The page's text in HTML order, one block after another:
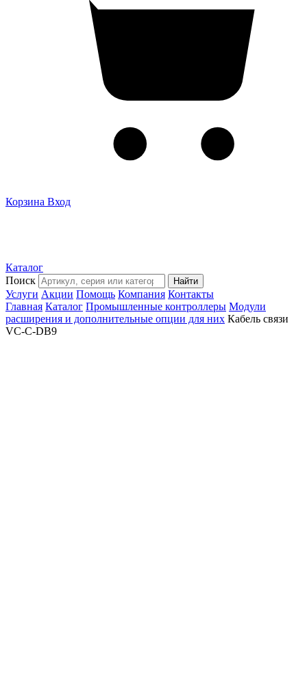
Корзина Вход
Каталог
Поиск
Найти
Услуги Акции Помощь Компания Контакты
Главная Каталог Промышленные контроллеры Модули
расширения и дополнительные опции для них Кабель связи
VC-C-DB9